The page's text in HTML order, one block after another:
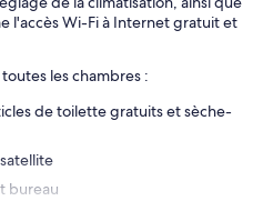
l'accès Wi-Fi à Internet gratuit et
les chambres :
de toilette gratuits et sèche-
bureau